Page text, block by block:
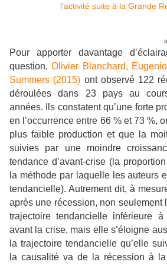
Pour apporter davantage
question, Olivier Blanchard,
Summers (2015) ont observé 122
déroulées dans 23 pays au
années. Ils constatent qu’une forte
en l’occurrence entre 66 % et 73 %,
plus faible production et que la
suivies par une moindre
tendance d’avant-crise (la
la méthode par laquelle les auteurs
tendancielle). Autrement dit, à
après une récession, non seulement
trajectoire tendancielle inférieure
avant la crise, mais elle s’éloigne
la trajectoire tendancielle qu’elle
la causalité va de la récession à